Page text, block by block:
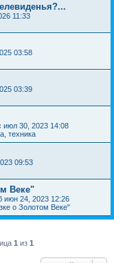
11:33
03:58
03:39
июл 30, 2023 14:08
техника
09:53
Веке"
июн 24, 2023 12:26
о Золотом Веке"
1 из 1